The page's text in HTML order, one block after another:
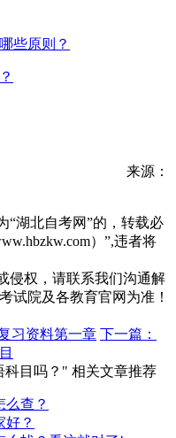
些原则？
来源：
“湖北自考网”的，转载必
）”,违者将
侵权，请联系我们沟通解
试院及各教育官网为准！
习资料第一章 下一篇：
目吗？" 相关文章推荐
么查？
好？